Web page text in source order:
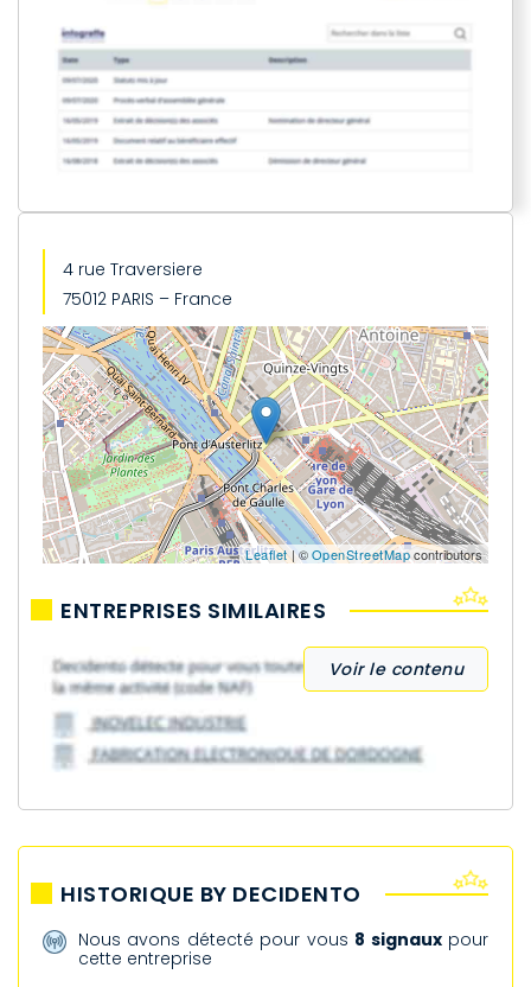
4 rue Traversiere
75012 PARIS – France
Leaflet| ©OpenStreetMapcontributors
ENTREPRISES SIMILAIRES
Voir le contenu
HISTORIQUE BY DECIDENTO
Nous avons détecté pour vous 8 signauxpour
cette entreprise